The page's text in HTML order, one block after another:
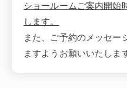
ショールームご案内開始
します。
また、ご予約のメッセー
ますようお願いいたしま